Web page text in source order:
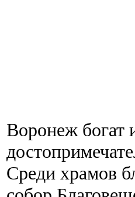
Воронеж богат
Среди храмов